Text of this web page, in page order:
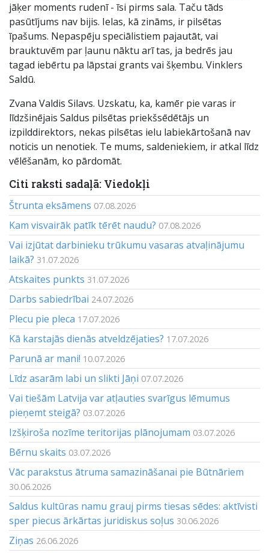
jāķer moments rudenī - īsi pirms sala. Taču tāds
pasūtījums nav bijis. Ielas, kā zināms, ir pilsētas
īpašums. Nepaspēju speciālistiem pajautāt, vai
brauktuvēm par ļaunu nāktu arī tas, ja bedrēs jau
tagad iebērtu pa lāpstai grants vai šķembu. Vinklers
Saldū.
Zvana Valdis Silavs. Uzskatu, ka, kamēr pie varas ir
līdzšinējais Saldus pilsētas priekšsēdētājs un
izpilddirektors, nekas pilsētas ielu labiekārtošanā nav
noticis un nenotiek. Te mums, saldeniekiem, ir atkal līdz
vēlēšanām, ko pārdomāt.
Citi raksti sadaļā: Viedokļi
Štrunta eksāmens 07.08.2026
Kam visvairāk patīk tērēt naudu? 07.08.2026
Vai izjūtat darbinieku trūkumu vasaras atvaļinājumu
laikā? 31.07.2026
Atskaites punkts 31.07.2026
Darbs sabiedrībai 24.07.2026
Plecu pie pleca 17.07.2026
Kā karstajās dienās atveldzējaties? 17.07.2026
Parunā ar mani! 10.07.2026
Līdz asarām labi un slikti Jāņi 07.07.2026
Vai tiešām Latvija var atļauties svarīgus lēmumus
pieņemt steigā? 03.07.2026
Izšķiroša nozīme teritorijas plānojumam 03.07.2026
Bērnu skaits 03.07.2026
Vāc parakstus ātruma samazināšanai pie Būtnāriem
30.06.2026
Saldus kultūras namu grauj pirms tiesas sēdes: aktīvisti
sper piecus ārkārtas juridiskus soļus 30.06.2026
Ziņas 26.06.2026